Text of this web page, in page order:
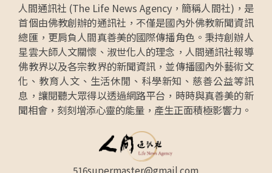
人間通訊社 (The Life News Agency，簡稱人間社)，是
首個由佛教創辦的通訊社，不僅是國內外佛教新聞資訊
總匯，更肩負人間真善美的國際傳播角色。秉持創辦人
星雲大師人文關懷、淑世化人的理念，人間通訊社報導
佛教界以及各宗教界的新聞資訊，並傳播國內外藝術文
化、教育人文、生活休閒、科學新知、慈善公益等訊
息，讓閱聽大眾得以透過網路平台，時時與真善美的新
聞相會，刻刻增添心靈的能量，產生正面積極影響力。
516supermaster@gmail.com